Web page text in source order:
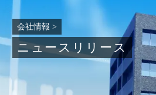
会社情報 >
ニュースリリース